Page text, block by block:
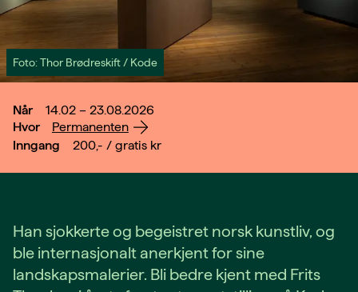
Foto: Thor Brødreskift / Kode
Når
14.02 – 23.08.2026
Hvor
Permanenten
Inngang
200,- / gratis kr
Han sjokkerte og begeistret norsk kunstliv, og
ble internasjonalt anerkjent for sine
landskapsmalerier. Bli bedre kjent med Frits